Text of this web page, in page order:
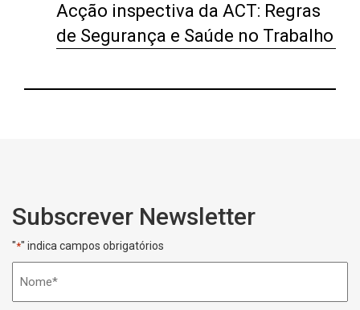
Acção inspectiva da ACT: Regras
de Segurança e Saúde no Trabalho
Subscrever Newsletter
"*" indica campos obrigatórios